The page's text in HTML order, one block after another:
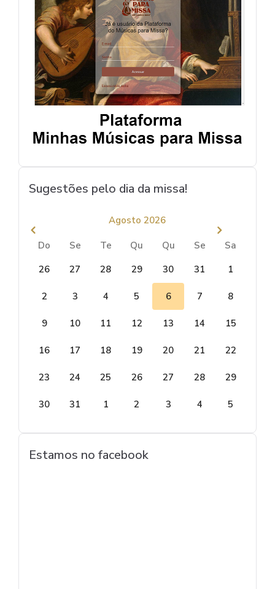
Sugestões pelo dia da missa!
Agosto 2026
Do Se Te Qu Qu Se
Sa
26
27 28 29 30 31 1
2 3 4 5 6 7 8
9 10 11 12 13 14 15
16 17 18 19 20 21 22
23 24 25 26 27 28 29
30 31 1 2 3 4 5
Estamos no facebook